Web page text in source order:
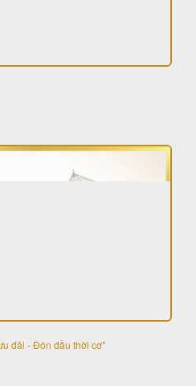
đãi - Đón đầu thời cơ"